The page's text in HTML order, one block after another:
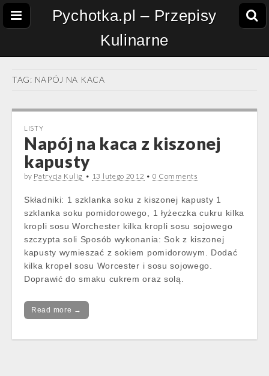
Pychotka.pl – Przepisy
Kulinarne
TAG: NAPÓJ NA KACA
LISTY
Napój na kaca z kiszonej
kapusty
by Patrycja Kulig • 13 lutego 2012 • 0 Comments
Składniki: 1 szklanka soku z kiszonej kapusty 1
szklanka soku pomidorowego, 1 łyżeczka cukru kilka
kropli sosu Worchester kilka kropli sosu sojowego
szczypta soli Sposób wykonania: Sok z kiszonej
kapusty wymieszać z sokiem pomidorowym. Dodać
kilka kropel sosu Worcester i sosu sojowego.
Doprawić do smaku cukrem oraz solą.
Read more →